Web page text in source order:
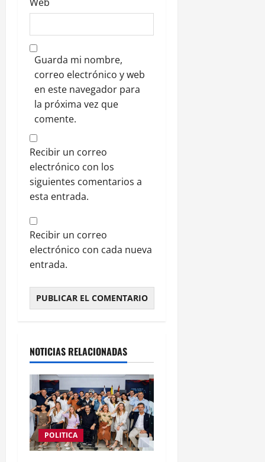
Guarda mi nombre,
correo electrónico y web
en este navegador para
la próxima vez que
comente.
Recibir un correo
electrónico con los
siguientes comentarios a
esta entrada.
Recibir un correo
electrónico con cada nueva
entrada.
NOTICIAS RELACIONADAS
POLITICA